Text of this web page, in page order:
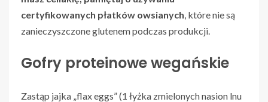
certyfikowanych płatków owsianych, które nie są
zanieczyszczone glutenem podczas produkcji.
Gofry proteinowe wegańskie
Zastąp jajka „flax eggs” (1 łyżka zmielonych nasion lnu